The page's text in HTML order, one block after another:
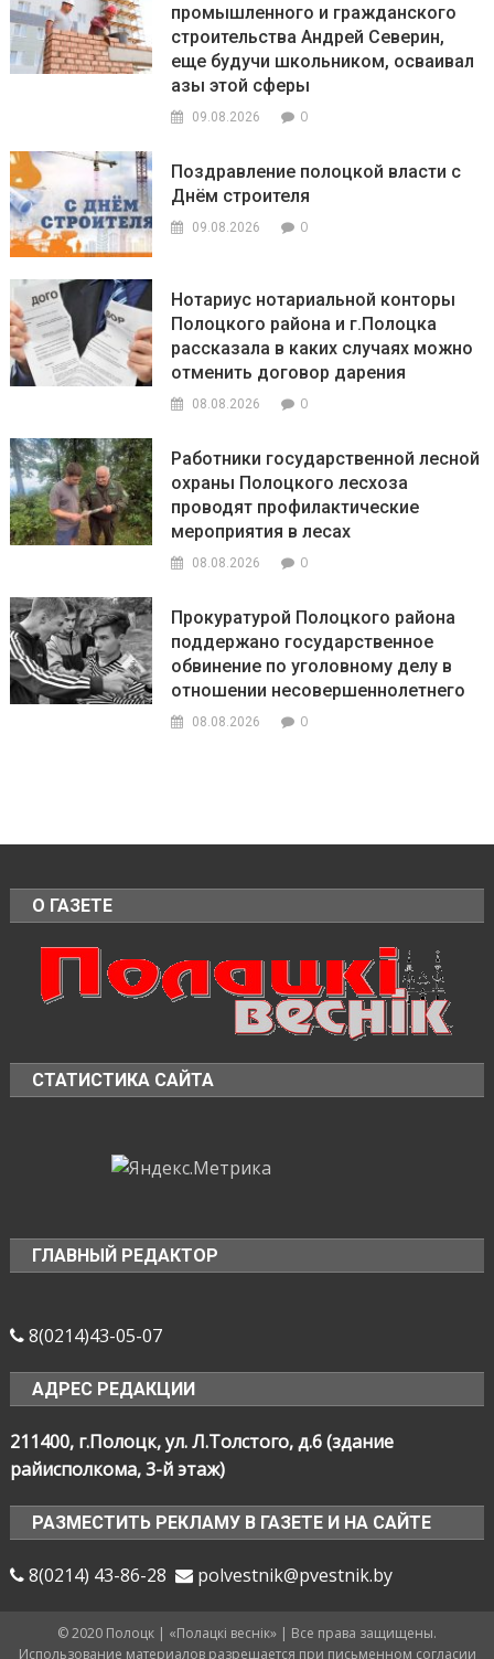
промышленного и гражданского
строительства Андрей Северин,
еще будучи школьником, осваивал
азы этой сферы
09.08.2026 0
Поздравление полоцкой власти с
Днём строителя
09.08.2026 0
Нотариус нотариальной конторы
Полоцкого района и г.Полоцка
рассказала в каких случаях можно
отменить договор дарения
08.08.2026 0
Работники государственной лесной
охраны Полоцкого лесхоза
проводят профилактические
мероприятия в лесах
08.08.2026 0
Прокуратурой Полоцкого района
поддержано государственное
обвинение по уголовному делу в
отношении несовершеннолетнего
08.08.2026 0
О ГАЗЕТЕ
СТАТИСТИКА САЙТА
ГЛАВНЫЙ РЕДАКТОР
8(0214)43-05-07
АДРЕС РЕДАКЦИИ
211400, г.Полоцк, ул. Л.Толстого, д.6 (здание
райисполкома, 3-й этаж)
РАЗМЕСТИТЬ РЕКЛАМУ В ГАЗЕТЕ И НА САЙТЕ
8(0214) 43-86-28 polvestnik@pvestnik.by
© 2020 Полоцк | «Полацкі веснік» | Все права защищены.
Использование материалов разрешается при письменном согласии